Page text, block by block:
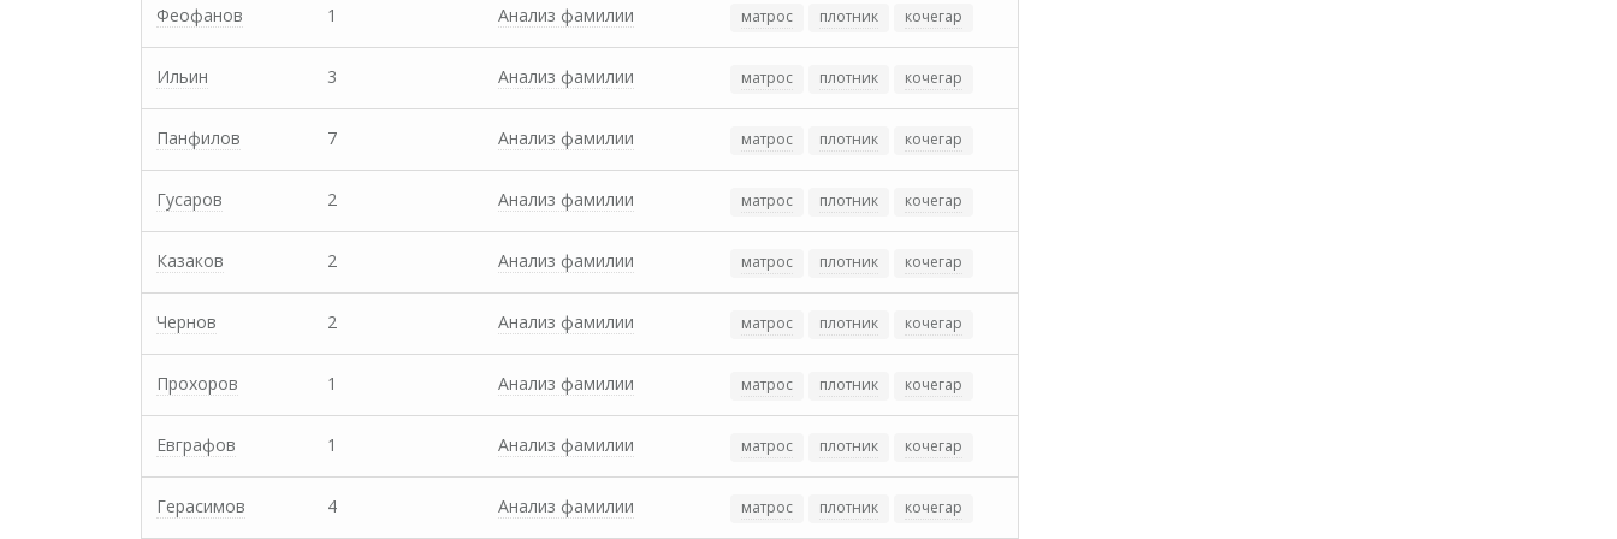
Феофанов 1 Анализ фамилии матрос плотник кочегар
Ильин 3 Анализ фамилии матрос плотник кочегар
Панфилов 7 Анализ фамилии матрос плотник кочегар
Гусаров 2 Анализ фамилии матрос плотник кочегар
Казаков 2 Анализ фамилии матрос плотник кочегар
Чернов 2 Анализ фамилии матрос плотник кочегар
Прохоров 1 Анализ фамилии матрос плотник кочегар
Евграфов 1 Анализ фамилии матрос плотник кочегар
Герасимов 4 Анализ фамилии матрос плотник кочегар